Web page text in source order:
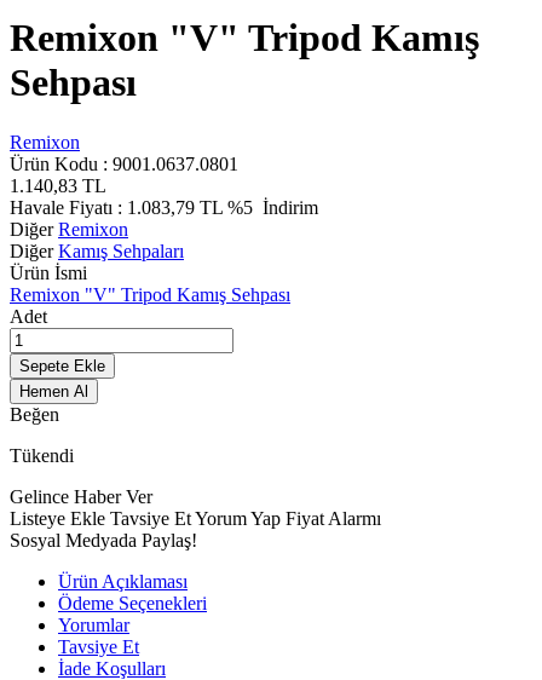
Remixon "V" Tripod Kamış
Sehpası
Remixon
Ürün Kodu : 9001.0637.0801
1.140,83 TL
Havale Fiyatı : 1.083,79 TL %5 İndirim
DiğerRemixon
DiğerKamış Sehpaları
Ürün İsmi
Remixon "V" Tripod Kamış Sehpası
Adet
Sepete Ekle
Hemen Al
Beğen
Tükendi
Gelince Haber Ver
Listeye Ekle Tavsiye EtYorum Yap Fiyat Alarmı
Sosyal Medyada Paylaş!
Ürün Açıklaması
Ödeme Seçenekleri
Yorumlar
Tavsiye Et
İade Koşulları